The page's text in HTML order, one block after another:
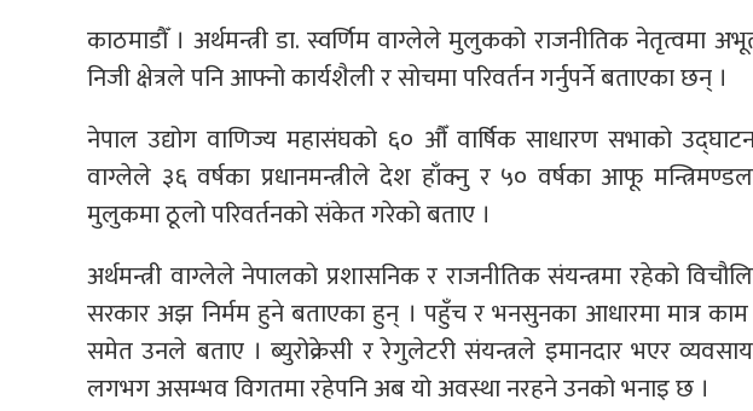
काठमाडाैँ । अर्थमन्त्री डा. स्वर्णिम वाग्लेले मुलुकको राजनीतिक नेतृत्वमा
निजी क्षेत्रले पनि आफ्नो कार्यशैली र सोचमा परिवर्तन गर्नुपर्ने बताएका छन् ।
नेपाल उद्योग वाणिज्य महासंघको ६० औँ वार्षिक साधारण सभाको उद्घाटन
वाग्लेले ३६ वर्षका प्रधानमन्त्रीले देश हाँक्नु र ५० वर्षका आफू
मुलुकमा ठूलो परिवर्तनको संकेत गरेको बताए ।
अर्थमन्त्री वाग्लेले नेपालको प्रशासनिक र राजनीतिक संयन्त्रमा रहेको
सरकार अझ निर्मम हुने बताएका हुन् । पहुँच र भनसुनका आधारमा मात्र
समेत उनले बताए । ब्युरोक्रेसी र रेगुलेटरी संयन्त्रले इमानदार भएर
लगभग असम्भव विगतमा रहेपनि अब यो अवस्था नरहने उनको भनाइ छ ।